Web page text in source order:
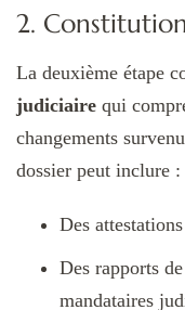
2.
La deuxième étape
judiciaire qui
changements
dossier peut inclure :
Des
Des rapports
mandataires